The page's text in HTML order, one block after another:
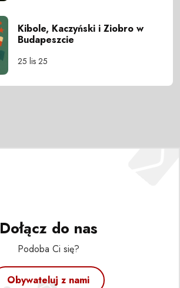
Kibole, Kaczyński i Ziobro w
Budapeszcie
25 lis 25
Dołącz do nas
Podoba Ci się?
Obywateluj z nami